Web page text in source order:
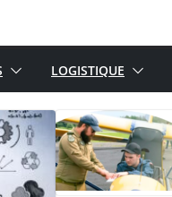
LOGISTIQUE